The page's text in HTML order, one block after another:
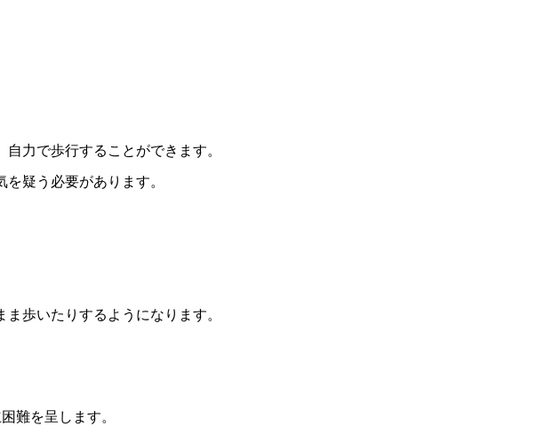
力で歩行することができます。
疑う必要があります。
歩いたりするようになります。
難を呈します。